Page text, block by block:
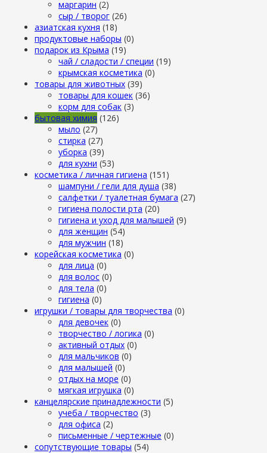
маргарин (2)
сыр / творог (26)
азиатская кухня (18)
продуктовые наборы (0)
подарок из Крыма (19)
чай / сладости / специи (19)
крымская косметика (0)
товары для животных (39)
товары для кошек (36)
корм для собак (3)
бытовая химия (126)
мыло (27)
стирка (27)
уборка (39)
для кухни (53)
косметика / личная гигиена (151)
шампуни / гели для душа (38)
салфетки / туалетная бумага (27)
гигиена полости рта (20)
гигиена и уход для малышей (9)
для женщин (54)
для мужчин (18)
корейская косметика (0)
для лица (0)
для волос (0)
для тела (0)
гигиена (0)
игрушки / товары для творчества (0)
для девочек (0)
творчество / логика (0)
активный отдых (0)
для мальчиков (0)
для малышей (0)
отдых на море (0)
мягкая игрушка (0)
канцелярские принадлежности (5)
учеба / творчество (3)
для офиса (2)
письменные / чертежные (0)
сопутствующие товары (54)